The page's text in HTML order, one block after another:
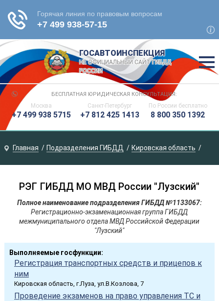
ГОСАВТОИНСПЕКЦИЯ
НЕ ОФИЦИАЛЬНЫЙ САЙТ ГИБДД
РОССИИ
БЕСПЛАТНАЯ ЮРИДИЧЕСКАЯ КОНСУЛЬТАЦИЯ:
Москва
+7 499 938 5715
Санкт-Петербург
+7 812 425 1413
По России бесплатно
8 800 350 1392
Главная Подразделения ГИБДД Кировская область
РЭГ ГИБДД МО МВД России "Лузский"
Полное наименование подразделения ГИБДД №1133067:
Регистрационно-экзаменационная группа ГИБДД
межмуниципального отдела МВД Российской Федерации
"Лузский"
Выполняемые госфункции:
Регистрация транспортных средств и прицепов к
ним
Кировская область, г.Луза, ул.В.Козлова, 7
Проведение экзаменов на право управления ТС и